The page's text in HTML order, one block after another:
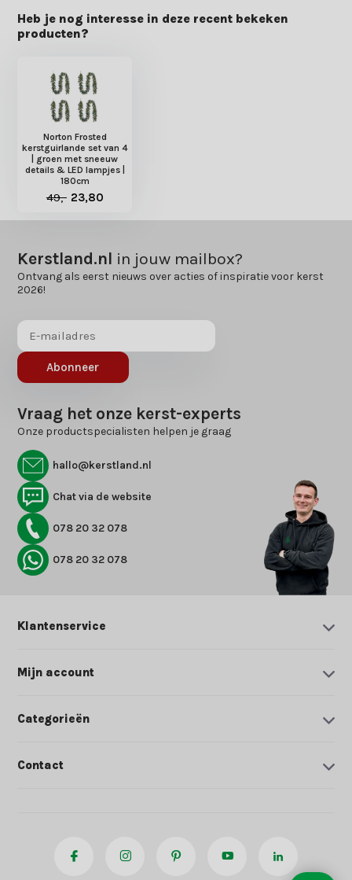
Heb je nog interesse in deze recent bekeken
producten?
Norton Frosted
kerstguirlande set van 4
| groen met sneeuw
details & LED lampjes |
180cm
49,- 23,80
Kerstland.nl in jouw mailbox?
Ontvang als eerst nieuws over acties of inspiratie voor kerst
2026!
Abonneer
Vraag het onze kerst-experts
Onze productspecialisten helpen je graag
hallo@kerstland.nl
Chat via de website
078 20 32 078
078 20 32 078
Klantenservice
Mijn account
Categorieën
Contact